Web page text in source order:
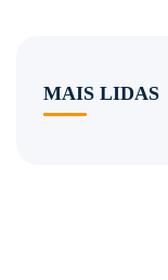
MAIS LIDAS